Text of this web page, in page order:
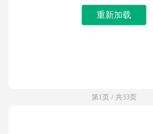
重新加载
第1页 / 共33页